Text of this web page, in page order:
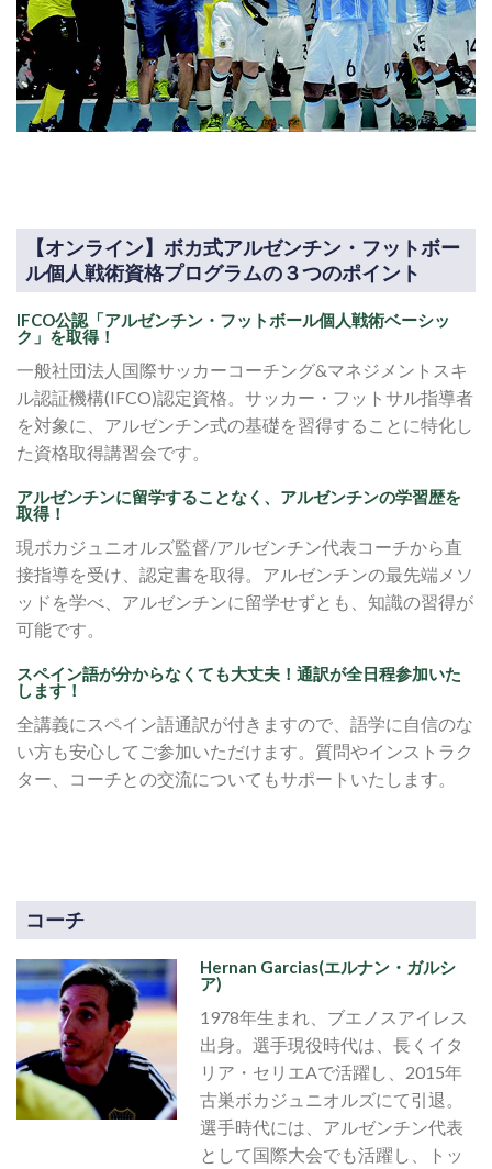
【オンライン】ボカ式アルゼンチン・フットボー
ル個人戦術資格プログラムの３つのポイント
IFCO公認「アルゼンチン・フットボール個人戦術ベーシッ
ク」を取得！
一般社団法人国際サッカーコーチング&マネジメントスキ
ル認証機構(IFCO)認定資格。サッカー・フットサル指導者
を対象に、アルゼンチン式の基礎を習得することに特化し
た資格取得講習会です。
アルゼンチンに留学することなく、アルゼンチンの学習歴を
取得！
現ボカジュニオルズ監督/アルゼンチン代表コーチから直
接指導を受け、認定書を取得。アルゼンチンの最先端メソ
ッドを学べ、アルゼンチンに留学せずとも、知識の習得が
可能です。
スペイン語が分からなくても大丈夫！通訳が全日程参加いた
します！
全講義にスペイン語通訳が付きますので、語学に自信のな
い方も安心してご参加いただけます。質問やインストラク
ター、コーチとの交流についてもサポートいたします。
コーチ
Hernan Garcias(エルナン・ガルシ
ア)
1978年生まれ、ブエノスアイレス
出身。選手現役時代は、長くイタ
リア・セリエAで活躍し、2015年
古巣ボカジュニオルズにて引退。
選手時代には、アルゼンチン代表
として国際大会でも活躍し、トッ